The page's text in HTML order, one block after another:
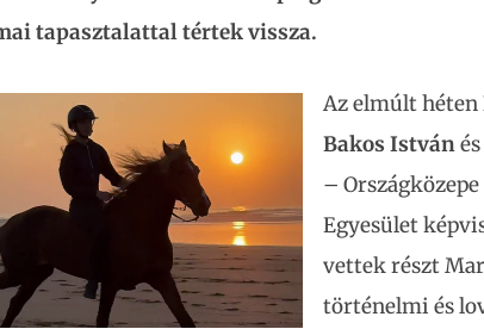
tapasztalattal tértek vissza.
Az elmúlt héten
Bakos Istvánés
–
Egyesület
vettek részt
történelmi és